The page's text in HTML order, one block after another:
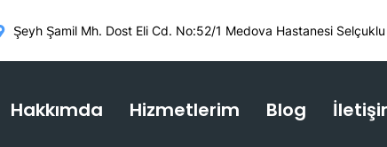
Şeyh Şamil Mh. Dost Eli Cd. No:52/1 Medova Hastanesi
Hakkımda Hizmetlerim Blog